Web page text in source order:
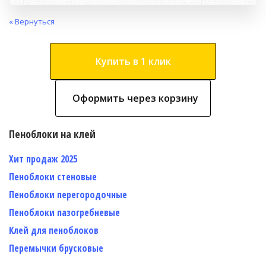
« Вернуться
Купить в 1 клик
Оформить через корзину
Пеноблоки на клей
Хит продаж 2025
Пеноблоки стеновые
Пеноблоки перегородочные
Пеноблоки пазогребневые
Клей для пеноблоков
Перемычки брусковые